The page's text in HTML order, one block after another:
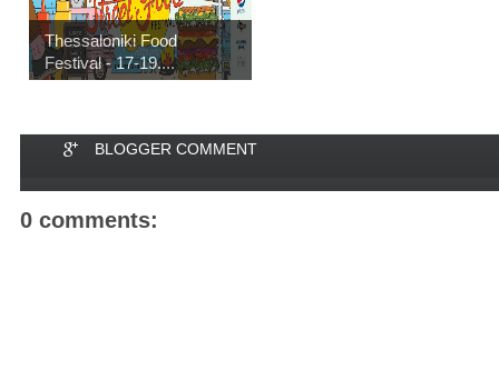
Thessaloniki Food
Festival - 17-19....
BLOGGER COMMENT
0 comments: